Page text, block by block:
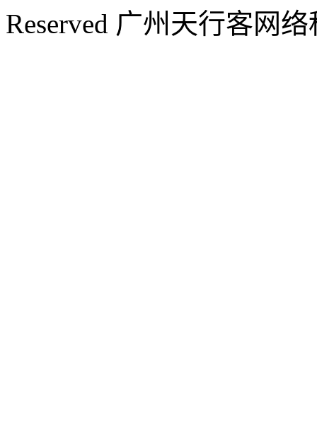
Reserved 广州天行客网